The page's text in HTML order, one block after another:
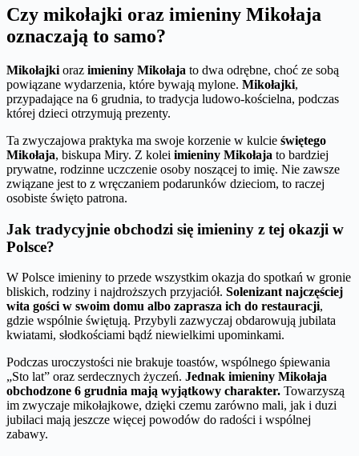
Czy mikołajki oraz imieniny Mikołaja
oznaczają to samo?
Mikołajki oraz imieniny Mikołaja to dwa odrębne, choć ze sobą
powiązane wydarzenia, które bywają mylone. Mikołajki,
przypadające na 6 grudnia, to tradycja ludowo-kościelna, podczas
której dzieci otrzymują prezenty.
Ta zwyczajowa praktyka ma swoje korzenie w kulcie świętego
Mikołaja, biskupa Miry. Z kolei imieniny Mikołaja to bardziej
prywatne, rodzinne uczczenie osoby noszącej to imię. Nie zawsze
związane jest to z wręczaniem podarunków dzieciom, to raczej
osobiste święto patrona.
Jak tradycyjnie obchodzi się imieniny z tej okazji w
Polsce?
W Polsce imieniny to przede wszystkim okazja do spotkań w gronie
bliskich, rodziny i najdroższych przyjaciół. Solenizant najczęściej
wita gości w swoim domu albo zaprasza ich do restauracji,
gdzie wspólnie świętują. Przybyli zazwyczaj obdarowują jubilata
kwiatami, słodkościami bądź niewielkimi upominkami.
Podczas uroczystości nie brakuje toastów, wspólnego śpiewania
„Sto lat” oraz serdecznych życzeń. Jednak imieniny Mikołaja
obchodzone 6 grudnia mają wyjątkowy charakter. Towarzyszą
im zwyczaje mikołajkowe, dzięki czemu zarówno mali, jak i duzi
jubilaci mają jeszcze więcej powodów do radości i wspólnej
zabawy.